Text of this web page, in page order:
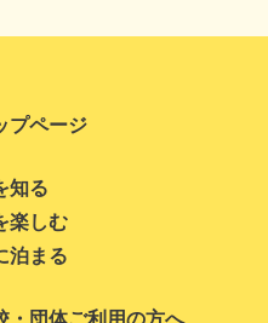
プページ
知る
楽しむ
泊まる